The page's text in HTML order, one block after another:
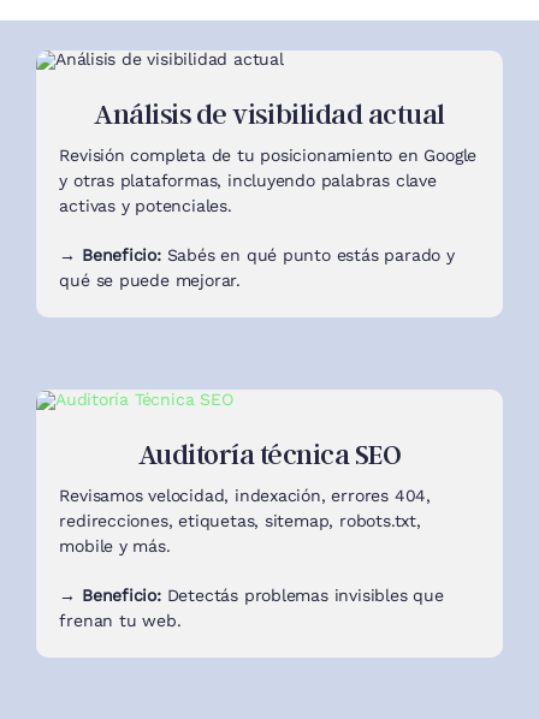
Análisis de visibilidad actual
Revisión completa de tu posicionamiento en Google
y otras plataformas, incluyendo palabras clave
activas y potenciales.
→ Beneficio:Sabés en qué punto estás parado y
qué se puede mejorar.
Auditoría técnica SEO
Revisamos velocidad, indexación, errores 404,
redirecciones, etiquetas, sitemap, robots.txt,
mobile y más.
→ Beneficio:Detectás problemas invisibles que
frenan tu web.